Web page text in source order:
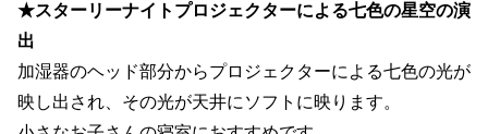
★スターリーナイトプロジェクターによる七色の星空の演
出
加湿器のヘッド部分からプロジェクターによる七色の光が
映し出され、その光が天井にソフトに映ります。